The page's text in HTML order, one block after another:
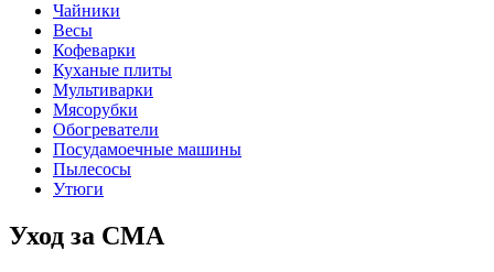
Чайники
Весы
Кофеварки
Куханые плиты
Мультиварки
Мясорубки
Обогреватели
Посудамоечные машины
Пылесосы
Утюги
Уход за СМА